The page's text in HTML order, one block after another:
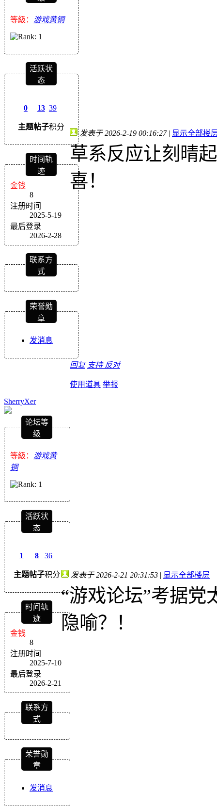
等級： 游戏黄铜
活跃状
态
0
主题
13
帖子
39
积分
时间轨
迹
金钱
8
注册时间
2025-5-19
最后登录
2026-2-28
联系方
式
荣誉勋
章
发消息
发表于 2026-2-19 00:16:27 | 显示全部楼
草系反应让刻晴
喜！
回复 支持 反对
使用道具 举报
SherryXer
论坛等
级
等級： 游戏黄
铜
活跃状
态
1
主题
8
帖子
36
积分
时间轨
迹
金钱
8
注册时间
2025-7-10
最后登录
2026-2-21
联系方
式
荣誉勋
章
发消息
发表于 2026-2-21 20:31:53 | 显示全部楼层
“游戏论坛”考据党
隐喻？！